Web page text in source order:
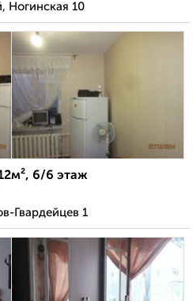
Ногинская 10
6/6 этаж
Гвардейцев 1